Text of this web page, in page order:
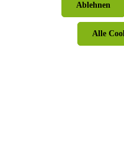
© Pircher Oberland GmbH -
nicht
Ablehnen
Alle